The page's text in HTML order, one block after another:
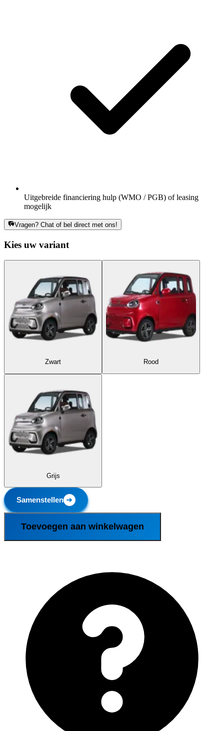
Uitgebreide financiering hulp (WMO /PGB) of leasing
mogelijk
Vragen? Chat of bel direct met ons!
Kies uw variant
Zwart Rood
Grijs
Samenstellen
Toevoegen aan winkelwagen